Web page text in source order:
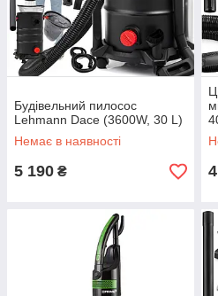
Будівельний пилосос
Lehmann Dace (3600W, 30 L)
Немає в наявності
5 190 ₴